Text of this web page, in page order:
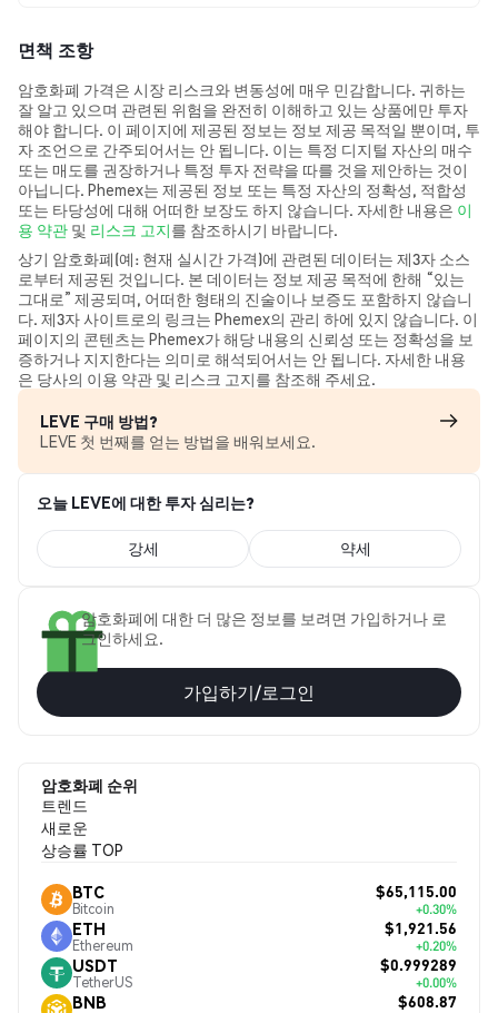
면책 조항
암호화폐 가격은 시장 리스크와 변동성에 매우 민감합니다. 귀하는
잘 알고 있으며 관련된 위험을 완전히 이해하고 있는 상품에만 투자
해야 합니다. 이 페이지에 제공된 정보는 정보 제공 목적일 뿐이며, 투
자 조언으로 간주되어서는 안 됩니다. 이는 특정 디지털 자산의 매수
또는 매도를 권장하거나 특정 투자 전략을 따를 것을 제안하는 것이
아닙니다. Phemex는 제공된 정보 또는 특정 자산의 정확성, 적합성
또는 타당성에 대해 어떠한 보장도 하지 않습니다. 자세한 내용은 이
용 약관 및 리스크 고지를 참조하시기 바랍니다.
상기 암호화폐(예: 현재 실시간 가격)에 관련된 데이터는 제3자 소스
로부터 제공된 것입니다. 본 데이터는 정보 제공 목적에 한해 “있는
그대로” 제공되며, 어떠한 형태의 진술이나 보증도 포함하지 않습니
다. 제3자 사이트로의 링크는 Phemex의 관리 하에 있지 않습니다. 이
페이지의 콘텐츠는 Phemex가 해당 내용의 신뢰성 또는 정확성을 보
증하거나 지지한다는 의미로 해석되어서는 안 됩니다. 자세한 내용
은 당사의 이용 약관 및 리스크 고지를 참조해 주세요.
LEVE 구매 방법?
LEVE 첫 번째를 얻는 방법을 배워보세요.
오늘 LEVE에 대한 투자 심리는?
강세 약세
암호화폐에 대한 더 많은 정보를 보려면 가입하거나 로
그인하세요.
가입하기/로그인
암호화폐 순위
트렌드
새로운
상승률 TOP
BTC
Bitcoin
$65,115.00
+0.30%
ETH
Ethereum
$1,921.56
+0.20%
USDT
TetherUS
$0.999289
+0.00%
BNB $608.87